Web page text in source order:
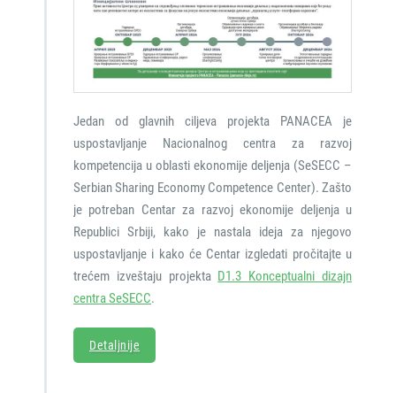
Jedan od glavnih ciljeva projekta PANACEA je
uspostavljanje Nacionalnog centra za razvoj
kompetencija u oblasti ekonomije deljenja (SeSECC –
Serbian Sharing Economy Competence Center). Zašto
je potreban Centar za razvoj ekonomije deljenja u
Republici Srbiji, kako je nastala ideja za njegovo
uspostavljanje i kako će Centar izgledati pročitajte u
trećem izveštaju projekta D1.3 Konceptualni dizajn
centra SeSECC.
Detaljnije